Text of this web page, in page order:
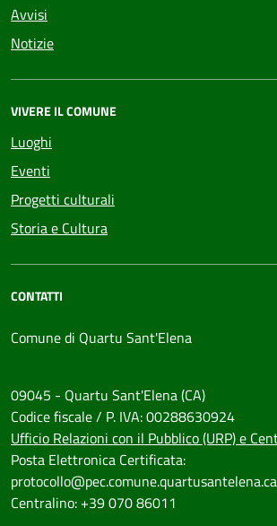
Avvisi
Notizie
VIVERE IL COMUNE
Luoghi
Eventi
Progetti culturali
Storia e Cultura
CONTATTI
Comune di Quartu Sant'Elena
09045 - Quartu Sant'Elena (CA)
Codice fiscale / P. IVA: 00288630924
Ufficio Relazioni con il Pubblico (URP) e
Posta Elettronica Certificata:
Centralino: +39 070 86011